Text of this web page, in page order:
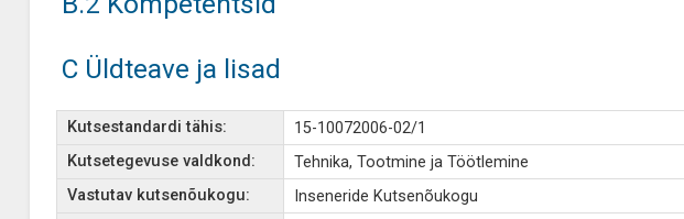
C Üldteave ja lisad
Kutsestandardi tähis:
15-10072006-02/1
Kutsetegevuse valdkond:
Tehnika, Tootmine ja Töötlemine
Vastutav kutsenõukogu:
Inseneride Kutsenõukogu